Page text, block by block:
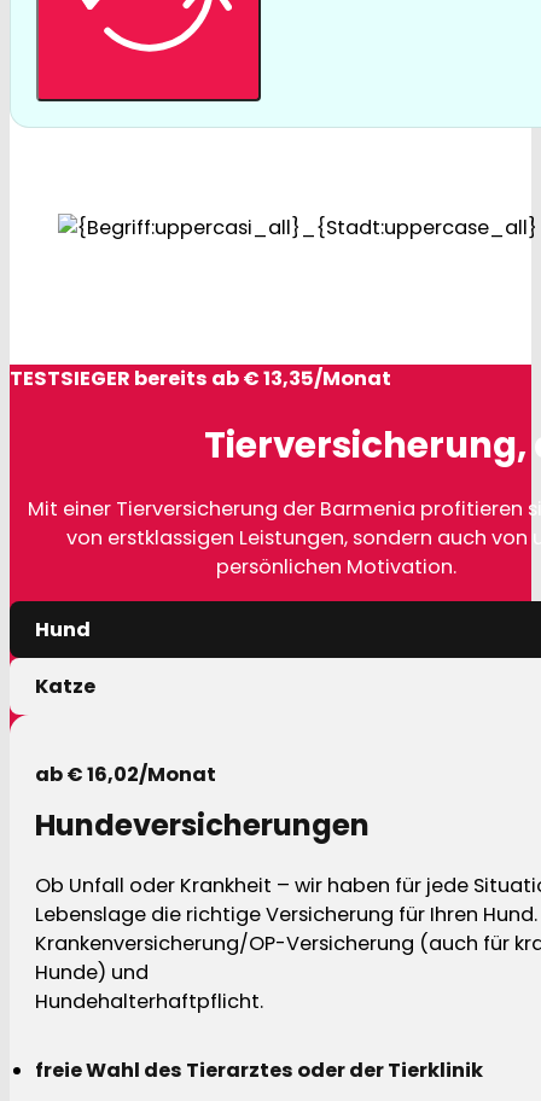
TESTSIEGER bereits ab € 13,35/Monat
Tierversicherung,
Mit einer Tierversicherung der Barmenia profitieren
von erstklassigen Leistungen, sondern auch von
persönlichen Motivation.
Hund
Katze
ab € 16,02/Monat
Hundeversicherungen
Ob Unfall oder Krankheit – wir haben für jede
Lebenslage die richtige Versicherung für Ihren Hund.
Krankenversicherung/OP-Versicherung (auch für
Hunde) und
Hundehalterhaftpflicht.
freie Wahl des Tierarztes oder der Tierklinik